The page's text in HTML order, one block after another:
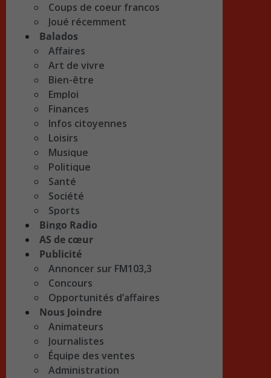
Coups de coeur francos
Joué récemment
Balados
Affaires
Art de vivre
Bien-être
Emploi
Finances
Infos citoyennes
Loisirs
Musique
Politique
Santé
Société
Sports
Bingo Radio
AS de cœur
Publicité
Annoncer sur FM103,3
Concours
Opportunités d’affaires
Nous Joindre
Animateurs
Journalistes
Équipe des ventes
Administration